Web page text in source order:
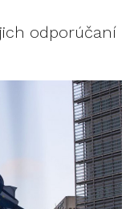
odporúčaní